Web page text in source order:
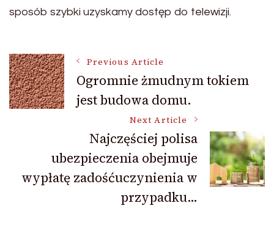
sposób szybki uzyskamy dostęp do telewizji.
Post
Navigation
Previous Article
Ogromnie żmudnym tokiem
jest budowa domu.
Next Article
Najczęściej polisa
ubezpieczenia obejmuje
wypłatę zadośćuczynienia w
przypadku…